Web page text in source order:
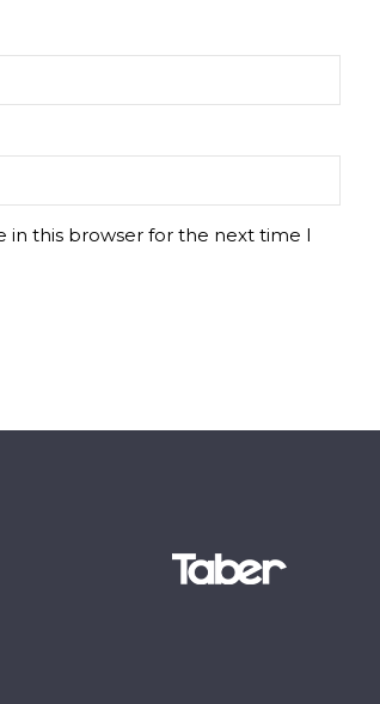
in this browser for the next time I